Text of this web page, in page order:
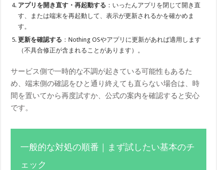
アプリを開き直す・再起動する ：いったんアプリを閉じて開き直
す、または端末を再起動して、表示が更新されるかを確かめま
す。
更新を確認する ：Nothing OSやアプリに更新があれば適用します
（不具合修正が含まれることがあります）。
サービス側で一時的な不調が起きている可能性もあるた
め、端末側の確認をひと通り終えても直らない場合は、時
間を置いてから再度試すか、公式の案内を確認すると安心
です。
一般的な対処の順番｜まず試したい基本のチ
ェック